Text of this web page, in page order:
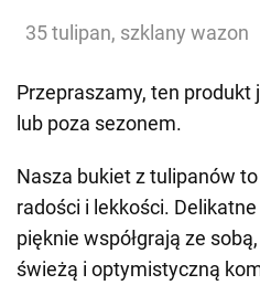
35 tulipan, szklany wazon
Przepraszamy, ten
lub poza sezonem.
Nasza bukiet z tulipanów
radości i lekkości.
pięknie współgrają ze
świeżą i optymistyczną